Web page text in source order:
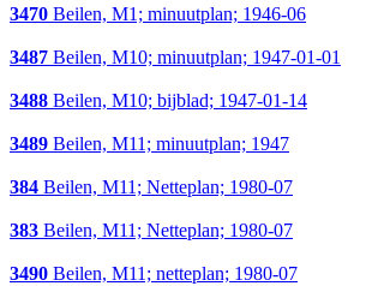
3470 Beilen, M1; minuutplan; 1946-06
3487 Beilen, M10; minuutplan; 1947-01-01
3488 Beilen, M10; bijblad; 1947-01-14
3489 Beilen, M11; minuutplan; 1947
384 Beilen, M11; Netteplan; 1980-07
383 Beilen, M11; Netteplan; 1980-07
3490 Beilen, M11; netteplan; 1980-07